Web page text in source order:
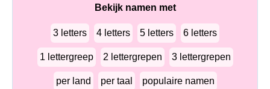
Bekijk namen met
3 letters 4 letters 5 letters 6 letters
1 lettergreep 2 lettergrepen 3 lettergrepen
per land per taal populaire namen